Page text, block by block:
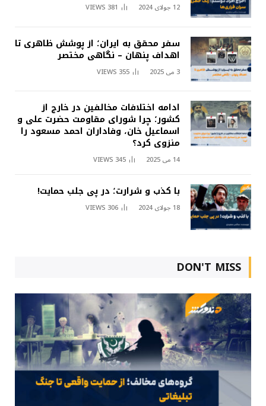
12 جولای 2024 381
VIEWS
سفر محقق به ایران؛ از پوشش ظاهری تا
اهداف پنهان – نگاهی مختصر
3 می 2025 355
VIEWS
ادامه اختلافات مخالفین در خارج از
کشور؛ چرا شورای مقاومت حضرت علی و
اسماعیل خان، وفاداران احمد مسعود را
منزوی کرد؟
14 می 2025 345
VIEWS
با کذب و شرارت؛ در پی جلب حمایت!
18 جولای 2024 306
VIEWS
DON'T MISS